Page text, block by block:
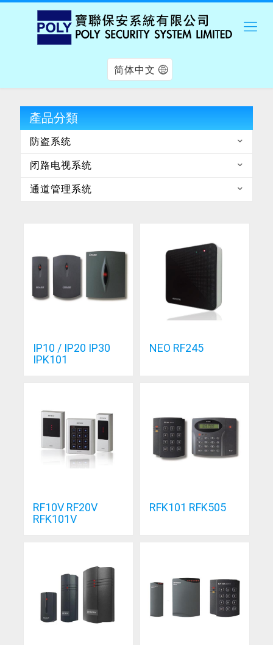
简体中文
產品分類
防盗系统
闭路电视系统
通道管理系统
IP10 / IP20 IP30
IPK101
NEO RF245
RF10V RF20V
RFK101V
RFK101 RFK505